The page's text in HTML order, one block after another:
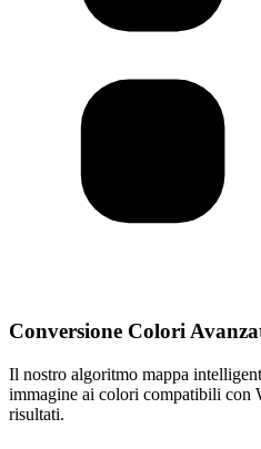
Conversione Colori
Il nostro algoritmo mappa
immagine ai colori compatibili con
risultati.